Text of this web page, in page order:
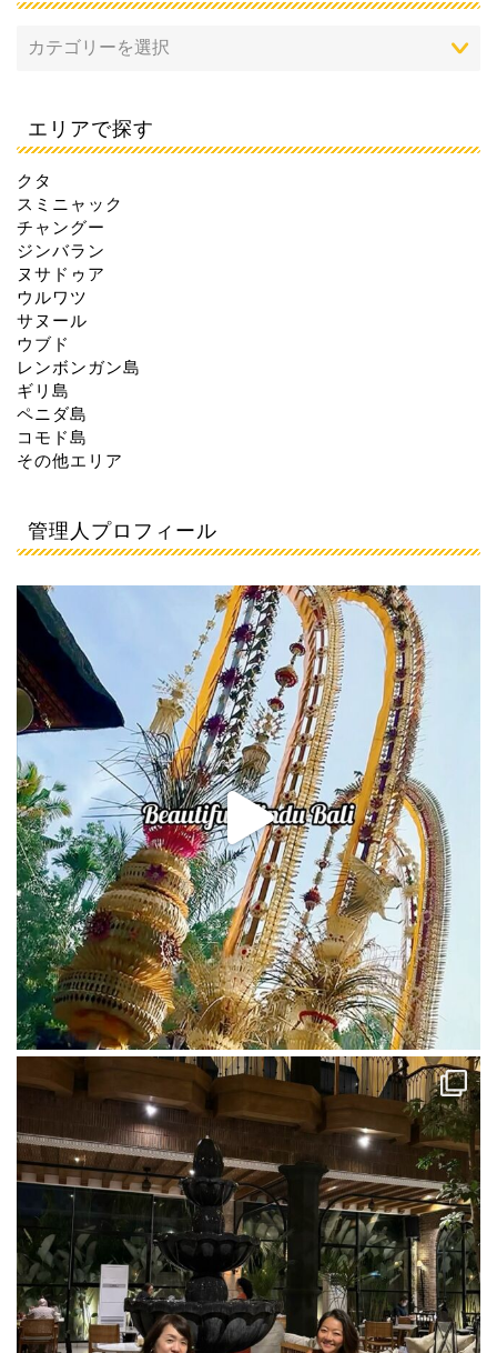
エリアで探す
クタ
スミニャック
チャングー
ジンバラン
ヌサドゥア
ウルワツ
サヌール
ウブド
レンボンガン島
ギリ島
ペニダ島
コモド島
その他エリア
管理人プロフィール